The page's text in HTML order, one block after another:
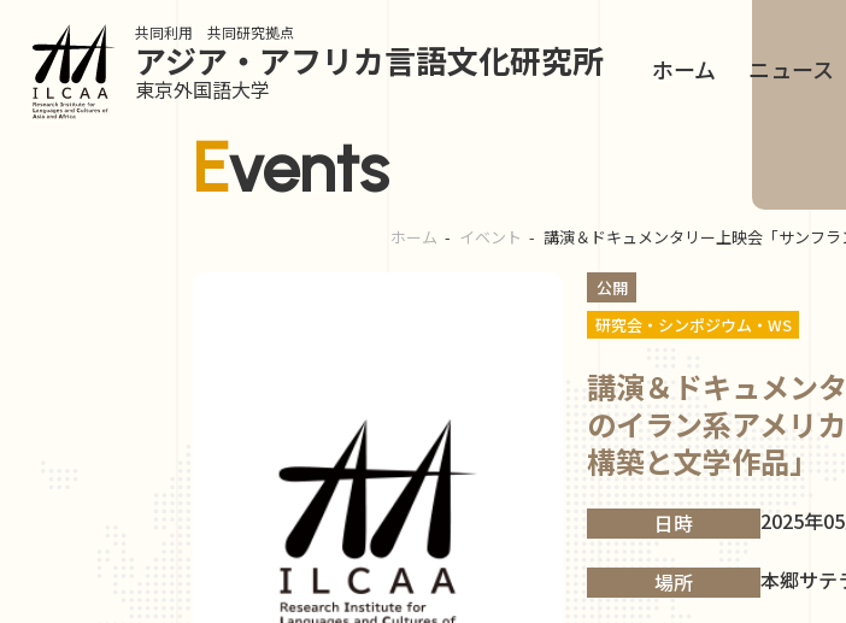
共同利用 共同研究拠点
アジア・アフリカ言語文化研究所
東京外国語大学
ホーム ニュース
Events
ホーム イベント 講演＆ドキュメンタリー上映会「サンフ
公開
研究会・シンポジウム・WS
講演＆ドキュメン
のイラン系アメリ
構築と文学作品」
日時 2025年
場所 本郷サテ